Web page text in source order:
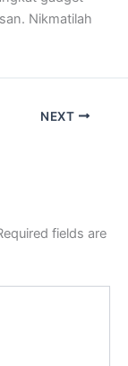
Nikmatilah
NEXT
fields are